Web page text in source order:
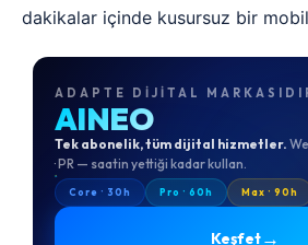
dakikalar içinde kusursuz bir
ADAPTE DIJITAL
AINEO
Tek abonelik, tüm dijital hizmetler.
· PR — saatin yettiği kadar kullan.
Core · 30h Pro · 60h Max · 90h
Keşfet→